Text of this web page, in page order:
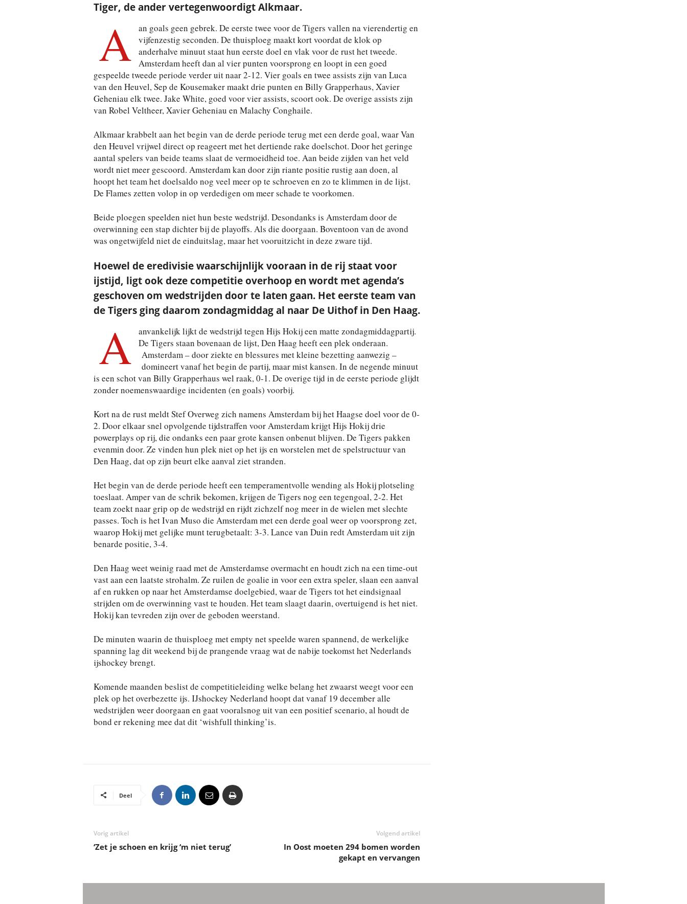
Tiger, de ander vertegenwoordigt Alkmaar.
A
an goals geen gebrek. De eerste twee voor de Tigers vallen na vierendertig en
vijfenzestig seconden. De thuisploeg maakt kort voordat de klok op
anderhalve minuut staat hun eerste doel en vlak voor de rust het tweede.
Amsterdam heeft dan al vier punten voorsprong en loopt in een goed
gespeelde tweede periode verder uit naar 2-12. Vier goals en twee assists zijn van Luca
van den Heuvel, Sep de Kousemaker maakt drie punten en Billy Grapperhaus, Xavier
Geheniau elk twee. Jake White, goed voor vier assists, scoort ook. De overige assists zijn
van Robel Veltheer, Xavier Geheniau en Malachy Conghaile.
Alkmaar krabbelt aan het begin van de derde periode terug met een derde goal, waar Van
den Heuvel vrijwel direct op reageert met het dertiende rake doelschot. Door het geringe
aantal spelers van beide teams slaat de vermoeidheid toe. Aan beide zijden van het veld
wordt niet meer gescoord. Amsterdam kan door zijn riante positie rustig aan doen, al
hoopt het team het doelsaldo nog veel meer op te schroeven en zo te klimmen in de lijst.
De Flames zetten volop in op verdedigen om meer schade te voorkomen.
Beide ploegen speelden niet hun beste wedstrijd. Desondanks is Amsterdam door de
overwinning een stap dichter bij de playoffs. Als die doorgaan. Boventoon van de avond
was ongetwijfeld niet de einduitslag, maar het vooruitzicht in deze zware tijd.
Hoewel de eredivisie waarschijnlijk vooraan in de rij staat voor
ijstijd, ligt ook deze competitie overhoop en wordt met agenda’s
geschoven om wedstrijden door te laten gaan. Het eerste team van
de Tigers ging daarom zondagmiddag al naar De Uithof in Den Haag.
A
anvankelijk lijkt de wedstrijd tegen Hijs Hokij een matte zondagmiddagpartij.
De Tigers staan bovenaan de lijst, Den Haag heeft een plek onderaan.
Amsterdam – door ziekte en blessures met kleine bezetting aanwezig –
domineert vanaf het begin de partij, maar mist kansen. In de negende minuut
is een schot van Billy Grapperhaus wel raak, 0-1. De overige tijd in de eerste periode glijdt
zonder noemenswaardige incidenten (en goals) voorbij.
Kort na de rust meldt Stef Overweg zich namens Amsterdam bij het Haagse doel voor de 0-
2. Door elkaar snel opvolgende tijdstraffen voor Amsterdam krijgt Hijs Hokij drie
powerplays op rij, die ondanks een paar grote kansen onbenut blijven. De Tigers pakken
evenmin door. Ze vinden hun plek niet op het ijs en worstelen met de spelstructuur van
Den Haag, dat op zijn beurt elke aanval ziet stranden.
Het begin van de derde periode heeft een temperamentvolle wending als Hokij plotseling
toeslaat. Amper van de schrik bekomen, krijgen de Tigers nog een tegengoal, 2-2. Het
team zoekt naar grip op de wedstrijd en rijdt zichzelf nog meer in de wielen met slechte
passes. Toch is het Ivan Muso die Amsterdam met een derde goal weer op voorsprong zet,
waarop Hokij met gelijke munt terugbetaalt: 3-3. Lance van Duin redt Amsterdam uit zijn
benarde positie, 3-4.
Den Haag weet weinig raad met de Amsterdamse overmacht en houdt zich na een time-out
vast aan een laatste strohalm. Ze ruilen de goalie in voor een extra speler, slaan een aanval
af en rukken op naar het Amsterdamse doelgebied, waar de Tigers tot het eindsignaal
strijden om de overwinning vast te houden. Het team slaagt daarin, overtuigend is het niet.
Hokij kan tevreden zijn over de geboden weerstand.
De minuten waarin de thuisploeg met empty net speelde waren spannend, de werkelijke
spanning lag dit weekend bij de prangende vraag wat de nabije toekomst het Nederlands
ijshockey brengt.
Komende maanden beslist de competitieleiding welke belang het zwaarst weegt voor een
plek op het overbezette ijs. IJshockey Nederland hoopt dat vanaf 19 december alle
wedstrijden weer doorgaan en gaat vooralsnog uit van een positief scenario, al houdt de
bond er rekening mee dat dit ‘wishfull thinking’is.
Deel
Vorig artikel
‘Zet je schoen en krijg ‘m niet terug’
Volgend artikel
In Oost moeten 294 bomen worden
gekapt en vervangen